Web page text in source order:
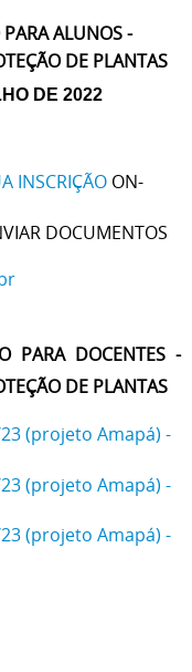
PARA ALUNOS -
DE PLANTAS
DE 2022
INSCRIÇÃO ON-
DOCUMENTOS
PARA DOCENTES -
DE PLANTAS
(projeto Amapá) -
(projeto Amapá) -
(projeto Amapá) -